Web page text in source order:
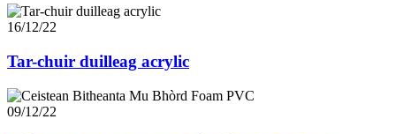
16/12/22
Tar-chuir duilleag acrylic
09/12/22